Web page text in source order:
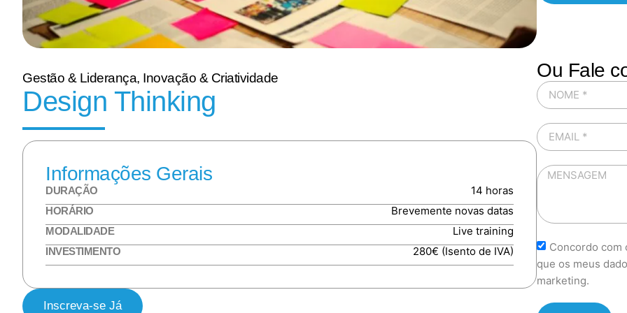
Gestão & Liderança, Inovação & Criatividade
Design Thinking
Informações Gerais
DURAÇÃO 14 horas
HORÁRIO Brevemente novas datas
MODALIDADE Live training
INVESTIMENTO 280€ (Isento de IVA)
Inscreva-se Já
Ou Fale
Concordo com
que os meus
marketing.